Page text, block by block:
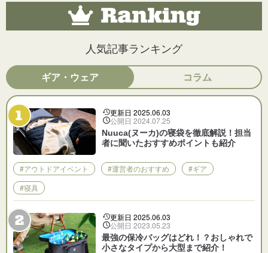
人気記事ランキング
ギア・ウェア コラム
更新日 2025.06.03
公開日 2024.07.25
Nuuca(ヌーカ)の寝袋を徹底解説！担当
者に聞いたおすすめポイントも紹介
#アウトドアイベント #運営者のおすすめ
#ギア
#寝具
更新日 2025.06.03
公開日 2023.05.23
最強の保冷バッグはどれ！？おしゃれで
小さなタイプから大型まで紹介！